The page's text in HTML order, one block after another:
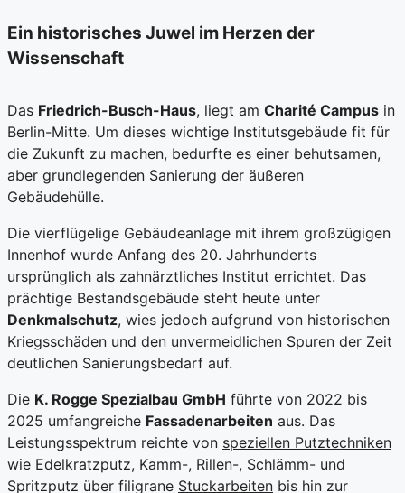
Ein historisches Juwel im Herzen der
Wissenschaft
Das Friedrich-Busch-Haus, liegt am Charité Campus in
Berlin-Mitte. Um dieses wichtige Institutsgebäude fit für
die Zukunft zu machen, bedurfte es einer behutsamen,
aber grundlegenden Sanierung der äußeren
Gebäudehülle.
Die vierflügelige Gebäudeanlage mit ihrem großzügigen
Innenhof wurde Anfang des 20. Jahrhunderts
ursprünglich als zahnärztliches Institut errichtet. Das
prächtige Bestandsgebäude steht heute unter
Denkmalschutz, wies jedoch aufgrund von historischen
Kriegsschäden und den unvermeidlichen Spuren der Zeit
deutlichen Sanierungsbedarf auf.
Die K. Rogge Spezialbau GmbH führte von 2022 bis
2025 umfangreiche Fassadenarbeiten aus. Das
Leistungsspektrum reichte von speziellen Putztechniken
wie Edelkratzputz, Kamm-, Rillen-, Schlämm- und
Spritzputz über filigrane Stuckarbeiten bis hin zur